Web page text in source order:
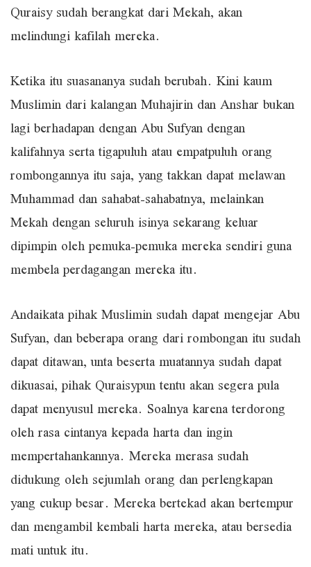
Quraisy sudah berangkat dari Mekah, akan
melindungi kafilah mereka.
Ketika itu suasananya sudah berubah. Kini kaum
Muslimin dari kalangan Muhajirin dan Anshar bukan
lagi berhadapan dengan Abu Sufyan dengan
kalifahnya serta tigapuluh atau empatpuluh orang
rombongannya itu saja, yang takkan dapat melawan
Muhammad dan sahabat-sahabatnya, melainkan
Mekah dengan seluruh isinya sekarang keluar
dipimpin oleh pemuka-pemuka mereka sendiri guna
membela perdagangan mereka itu.
Andaikata pihak Muslimin sudah dapat mengejar Abu
Sufyan, dan beberapa orang dari rombongan itu sudah
dapat ditawan, unta beserta muatannya sudah dapat
dikuasai, pihak Quraisypun tentu akan segera pula
dapat menyusul mereka. Soalnya karena terdorong
oleh rasa cintanya kepada harta dan ingin
mempertahankannya. Mereka merasa sudah
didukung oleh sejumlah orang dan perlengkapan
yang cukup besar. Mereka bertekad akan bertempur
dan mengambil kembali harta mereka, atau bersedia
mati untuk itu.